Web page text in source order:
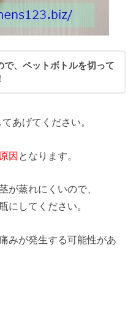
で、ペットボトルを切って
あげてください。
因となります。
が蒸れにくいので、
にしてください。
みが発生する可能性があ